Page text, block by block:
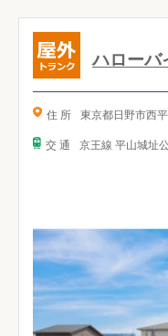
ハローバ
住 所 東京都日野市西
交 通 京王線 平山城址